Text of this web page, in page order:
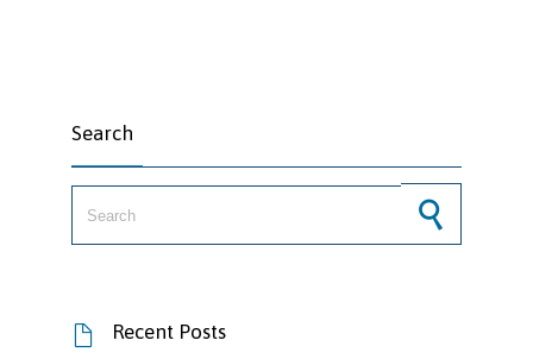
Search
 Recent Posts